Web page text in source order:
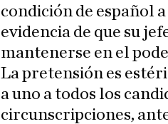
condición de español
evidencia de que su
mantenerse en el
La pretensión es
a uno a todos los
circunscripciones,